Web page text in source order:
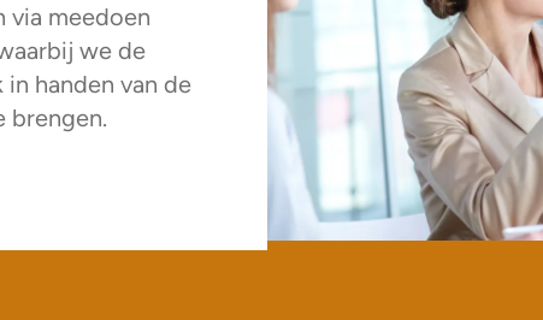
via meedoen
we de
handen van de
brengen.